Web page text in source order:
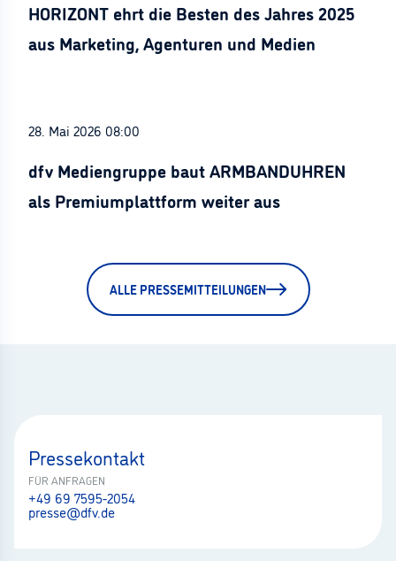
HORIZONT ehrt die Besten des Jahres 2025
aus Marketing, Agenturen und Medien
28. Mai 2026 08:00
dfv Mediengruppe baut ARMBANDUHREN
als Premiumplattform weiter aus
ALLE PRESSEMITTEILUNGEN
Pressekontakt
FÜR ANFRAGEN
+49 69 7595-2054
presse@dfv.de